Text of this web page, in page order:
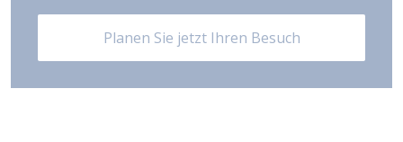
Planen Sie jetzt Ihren Besuch